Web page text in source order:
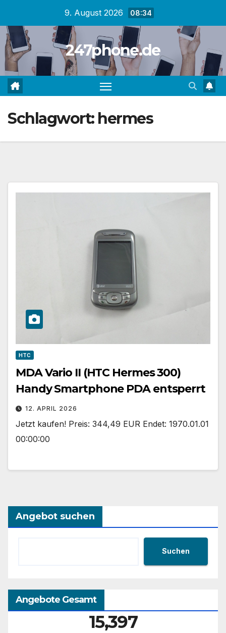
springen
9. August 2026 08:34
247phone.de
Schlagwort: hermes
HTC
MDA Vario II (HTC Hermes 300)
Handy Smartphone PDA entsperrt
12. APRIL 2026
Jetzt kaufen! Preis: 344,49 EUR Endet: 1970.01.01
00:00:00
Angebot suchen
Suchen
Angebote Gesamt
15,397